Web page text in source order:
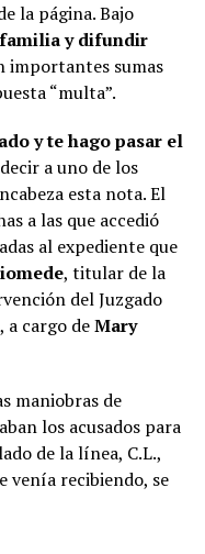
la página. Bajo
familia y difundir
importantes sumas
“multa”.
y te hago pasar el
a uno de los
esta nota. El
a las que accedió
al expediente que
, titular de la
del Juzgado
a cargo deMary
maniobras de
los acusados para
de la línea, C.L.,
venía recibiendo, se